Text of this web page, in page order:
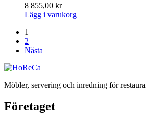
8 855,00 kr
Lägg i varukorg
1
2
Nästa
Möbler, servering och inredning för
Företaget